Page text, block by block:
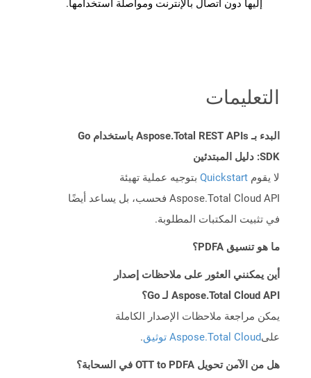
إليها دون اتصال بالإنترنت ومواصلة استخدامها.
التعليمات
البدء بـ Aspose.Total REST APIs باستخدام Go
SDK: دليل المبتدئين
لا يقوم Quickstart بتوجيه عملية تهيئة
Aspose.Total Cloud API فحسب، بل يساعد أيضًا
في تثبيت المكتبات المطلوبة.
ما هو تنسيق PDFA؟
أين يمكنني العثور على ملاحظات إصدار
Aspose.Total Cloud API لـ Go؟
يمكن مراجعة ملاحظات الإصدار الكاملة
علىAspose.Total Cloud توثيق .
هل من الآمن تحويل OTT to PDFA في السحابة؟